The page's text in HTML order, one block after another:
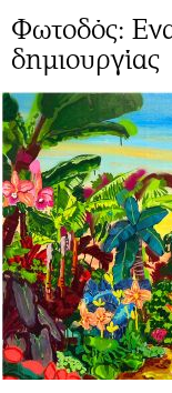
Φωτοδός:
δημιουργίας